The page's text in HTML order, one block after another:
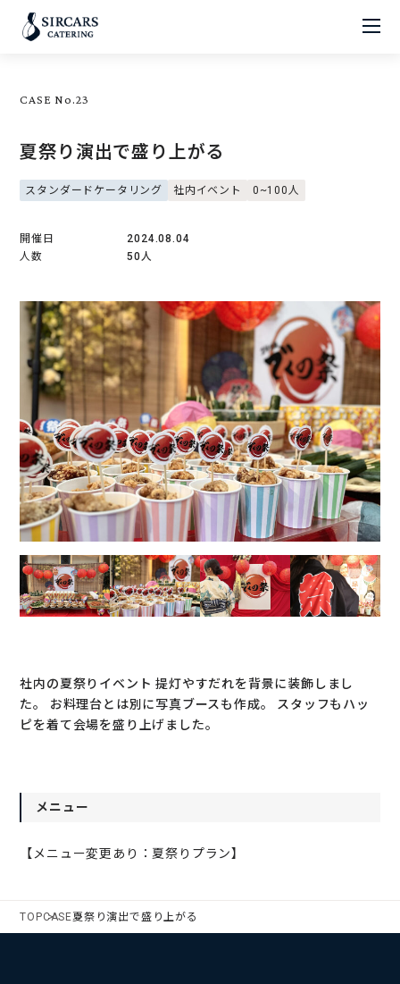
CASE No.23
夏祭り演出で盛り上がる
スタンダードケータリング 社内イベント 0~100人
開催日
2024.08.04
人数
50人
社内の夏祭りイベント 提灯やすだれを背景に装飾しまし
た。 お料理台とは別に写真ブースも作成。 スタッフもハッ
ピを着て会場を盛り上げました。
メニュー
【メニュー変更あり：夏祭りプラン】
TOPCASE夏祭り演出で盛り上がる